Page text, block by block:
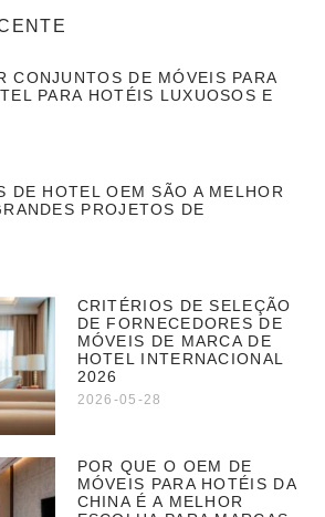
CONJUNTOS DE MÓVEIS PARA
PARA HOTÉIS LUXUOSOS E
DE HOTEL OEM SÃO A MELHOR
PROJETOS DE
CRITÉRIOS DE SELEÇÃO
DE FORNECEDORES DE
MÓVEIS DE MARCA DE
HOTEL INTERNACIONAL
2026
2026-05-28
POR QUE O OEM DE
MÓVEIS PARA HOTÉIS DA
CHINA É A MELHOR